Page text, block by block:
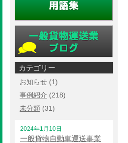
カテゴリー
お知らせ (1)
事例紹介 (218)
未分類 (31)
2024年1月10日
一般貨物自動車運送事業